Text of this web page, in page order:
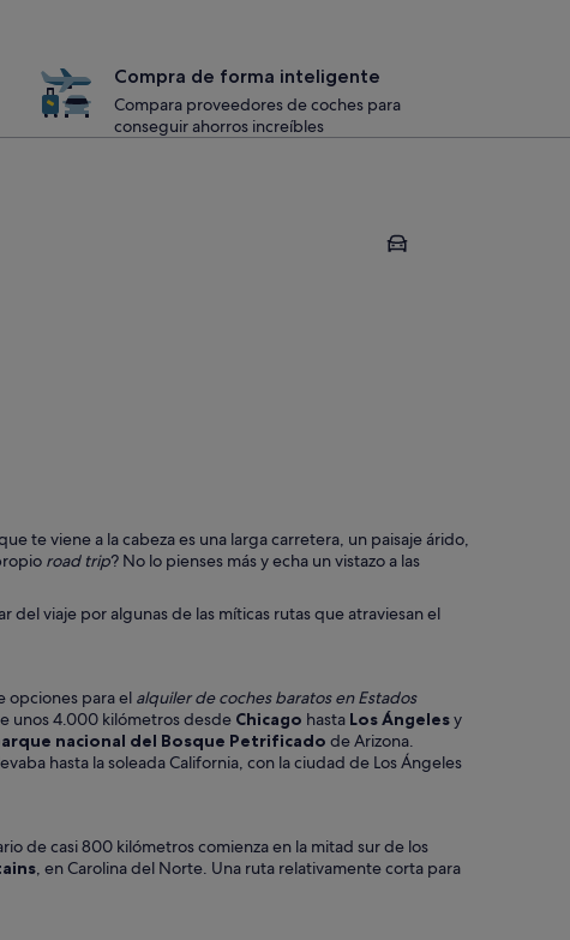
Compra de forma inteligente
Compara proveedores de coches para
conseguir ahorros increíbles
Las Vegas
te viene a la cabeza es una larga carretera, un paisaje árido,
road trip? No lo pienses más y echa un vistazo a las
del viaje por algunas de las míticas rutas que atraviesan el
opciones para el alquiler de coches baratos en Estados
unos 4.000 kilómetros desde Chicago hasta Los Ángelesy
nacional del Bosque Petrificado de Arizona.
hasta la soleada California, con la ciudad de Los Ángeles
de casi 800 kilómetros comienza en la mitad sur de los
, en Carolina del Norte. Una ruta relativamente corta para